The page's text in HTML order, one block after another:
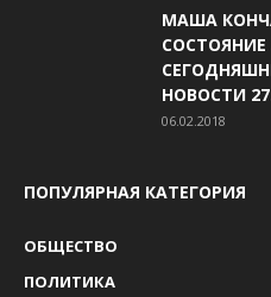
МАША
НОВОСТИ
06.02.2018
ПОПУЛЯРНАЯ КАТЕГОРИЯ
ОБЩЕСТВО
ПОЛИТИКА